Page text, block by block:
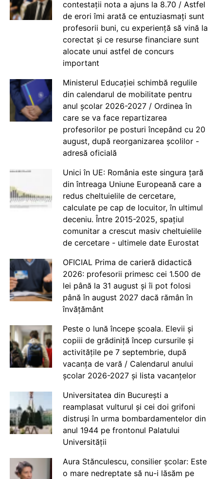
contestații nota a ajuns la 8.70 / Astfel
de erori îmi arată ce entuziasmați sunt
profesorii buni, cu experiență să vină la
corectat și ce resurse financiare sunt
alocate unui astfel de concurs
important
Ministerul Educației schimbă regulile
din calendarul de mobilitate pentru
anul școlar 2026-2027 / Ordinea în
care se va face repartizarea
profesorilor pe posturi începând cu 20
august, după reorganizarea școlilor -
adresă oficială
Unici în UE: România este singura țară
din întreaga Uniune Europeană care a
redus cheltuielile de cercetare,
calculate pe cap de locuitor, în ultimul
deceniu. Între 2015-2025, spațiul
comunitar a crescut masiv cheltuielile
de cercetare - ultimele date Eurostat
OFICIAL Prima de carieră didactică
2026: profesorii primesc cei 1.500 de
lei până la 31 august și îi pot folosi
până în august 2027 dacă rămân în
învățământ
Peste o lună începe școala. Elevii și
copiii de grădiniță încep cursurile și
activitățile pe 7 septembrie, după
vacanța de vară / Calendarul anului
școlar 2026-2027 și lista vacanțelor
Universitatea din București a
reamplasat vulturul și cei doi grifoni
distruși în urma bombardamentelor din
anul 1944 pe frontonul Palatului
Universității
Aura Stănculescu, consilier școlar: Este
o mare nedreptate să nu-i lăsăm pe